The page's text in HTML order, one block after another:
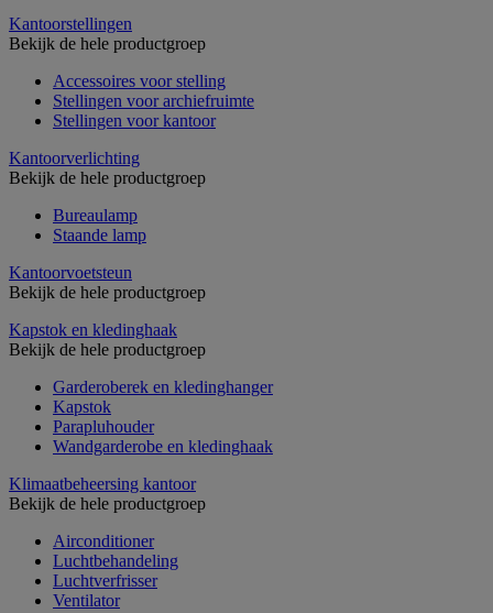
Kantoorstellingen
Bekijk de hele productgroep
Accessoires voor stelling
Stellingen voor archiefruimte
Stellingen voor kantoor
Kantoorverlichting
Bekijk de hele productgroep
Bureaulamp
Staande lamp
Kantoorvoetsteun
Bekijk de hele productgroep
Kapstok en kledinghaak
Bekijk de hele productgroep
Garderoberek en kledinghanger
Kapstok
Parapluhouder
Wandgarderobe en kledinghaak
Klimaatbeheersing kantoor
Bekijk de hele productgroep
Airconditioner
Luchtbehandeling
Luchtverfrisser
Ventilator